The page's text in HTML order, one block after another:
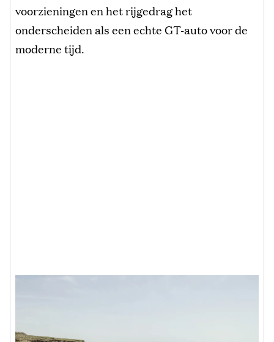
voorzieningen en het rijgedrag het
onderscheiden als een echte GT-auto voor de
moderne tijd.